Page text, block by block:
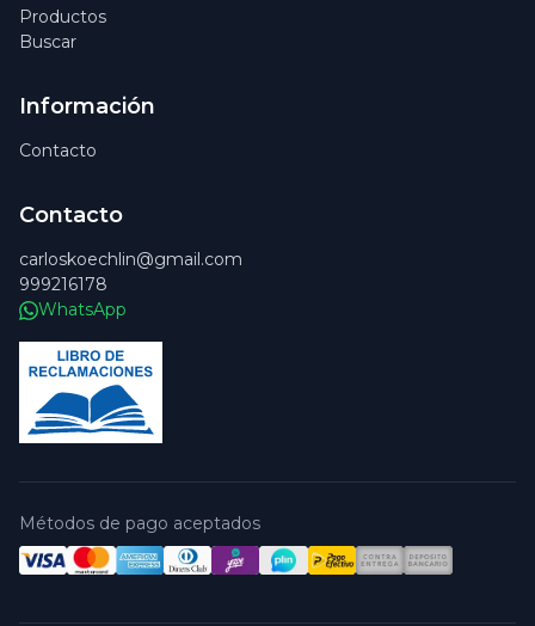
Productos
Buscar
Información
Contacto
Contacto
carloskoechlin@gmail.com
999216178
WhatsApp
Métodos de pago aceptados